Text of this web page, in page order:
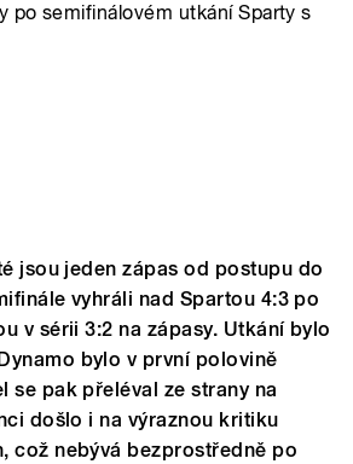
po semifinálovém utkání Sparty s
jsou jeden zápas od postupu do
vyhráli nad Spartou 4:3 po
v sérii 3:2 na zápasy. Utkání bylo
bylo v první polovině
se pak přeléval ze strany na
došlo i na výraznou kritiku
což nebývá bezprostředně po